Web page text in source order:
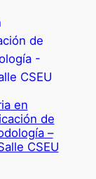
en
de
–
CSEU